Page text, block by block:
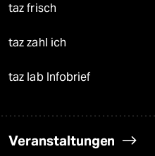
taz frisch
taz zahl ich
taz lab Infobrief
Veranstaltungen